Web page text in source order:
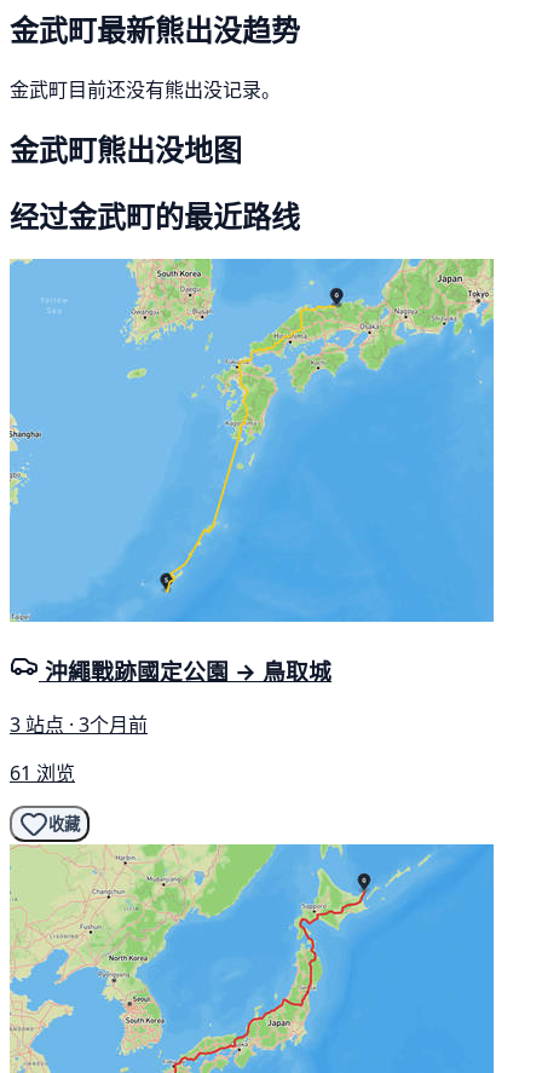
金武町最新熊出没趋势
金武町目前还没有熊出没记录。
金武町熊出没地图
经过金武町的最近路线
沖繩戰跡國定公園 → 鳥取城
3 站点 · 3个月前
61 浏览
收藏